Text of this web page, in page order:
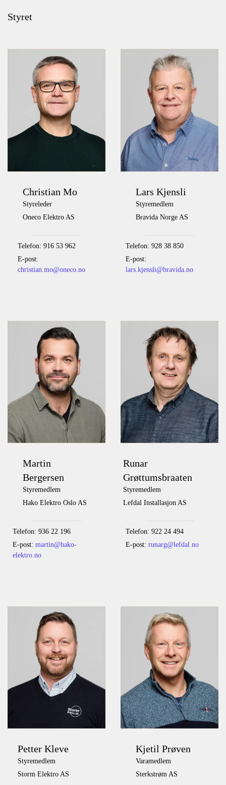
Styret
Christian Mo
Styreleder
Oneco Elektro AS
Telefon: 916 53 962
E-post:
christian.mo@oneco.no
Lars Kjensli
Styremedlem
Bravida Norge AS
Telefon: 928 38 850
E-post:
lars.kjensli@bravida.no
Martin
Bergersen
Styremedlem
Hako Elektro Oslo AS
Telefon: 936 22 196
E-post: martin@hako-
elektro.no
Runar
Grøttumsbraaten
Styremedlem
Lefdal Installasjon AS
Telefon: 922 24 494
E-post: runarg@lefdal.no
Petter Kleve
Styremedlem
Storm Elektro AS
Kjetil Prøven
Varamedlem
Sterkstrøm AS